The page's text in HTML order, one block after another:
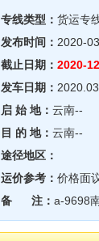
专线类型： 货运专
发布时间： 2020-
截止日期： 2020-
发车日期：
启 始 地： 云南--
目 的 地： 云南--
途径地区：
运价参考： 价格面
备 注： a-9698